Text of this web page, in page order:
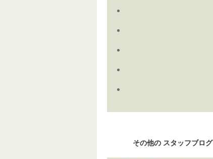
その他の スタッフブログ